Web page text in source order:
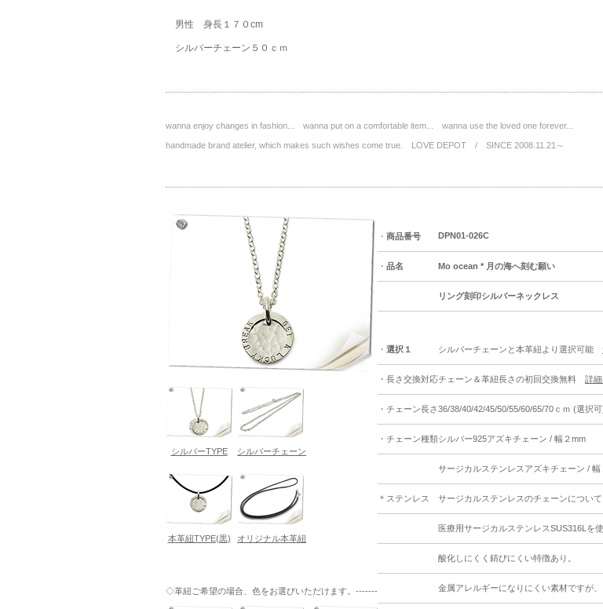
男性 身長１７０cm
シルバーチェーン５０ｃｍ
wanna enjoy changes in fashion... wanna put on a comfortable item... wanna use the loved one forever...
handmade brand atelier, which makes such wishes come true. LOVE DEPOT / SINCE 2008.11.21～
シルバーTYPE シルバーチェーン
本革紐TYPE(黒) オリジナル本革紐
◇革紐ご希望の場合、色をお選びいただけます。-------
・ 商品番号 DPN01-026C
・ 品名 Mo ocean * 月の海へ刻む願い
リング刻印シルバーネックレス
・ 選択１ シルバーチェーンと本革紐より選択可能
・長さ交換対応チェーン＆革紐長さの初回交換無料 詳
・チェーン長さ36/38/40/42/45/50/55/60/65/70ｃｍ (選択可
・チェーン種類シルバー925アズキチェーン / 幅２mm
サージカルステンレスアズキチェーン / 幅
＊ステンレス サージカルステンレスのチェーンについて
医療用サージカルステンレスSUS316Lを使
酸化しにくく錆びにくい特徴あり。
金属アレルギーになりにくい素材ですが、